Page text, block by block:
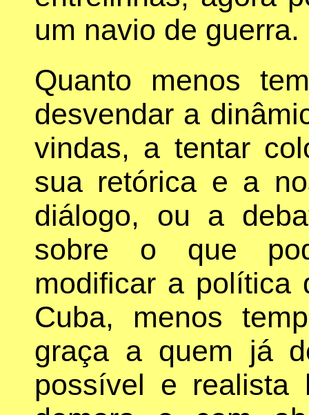
um navio de guerra.
Quanto menos
desvendar a
vindas, a tentar
sua retórica e a
diálogo, ou a
sobre o que
modificar a política
Cuba, menos
graça a quem já
possível e realista